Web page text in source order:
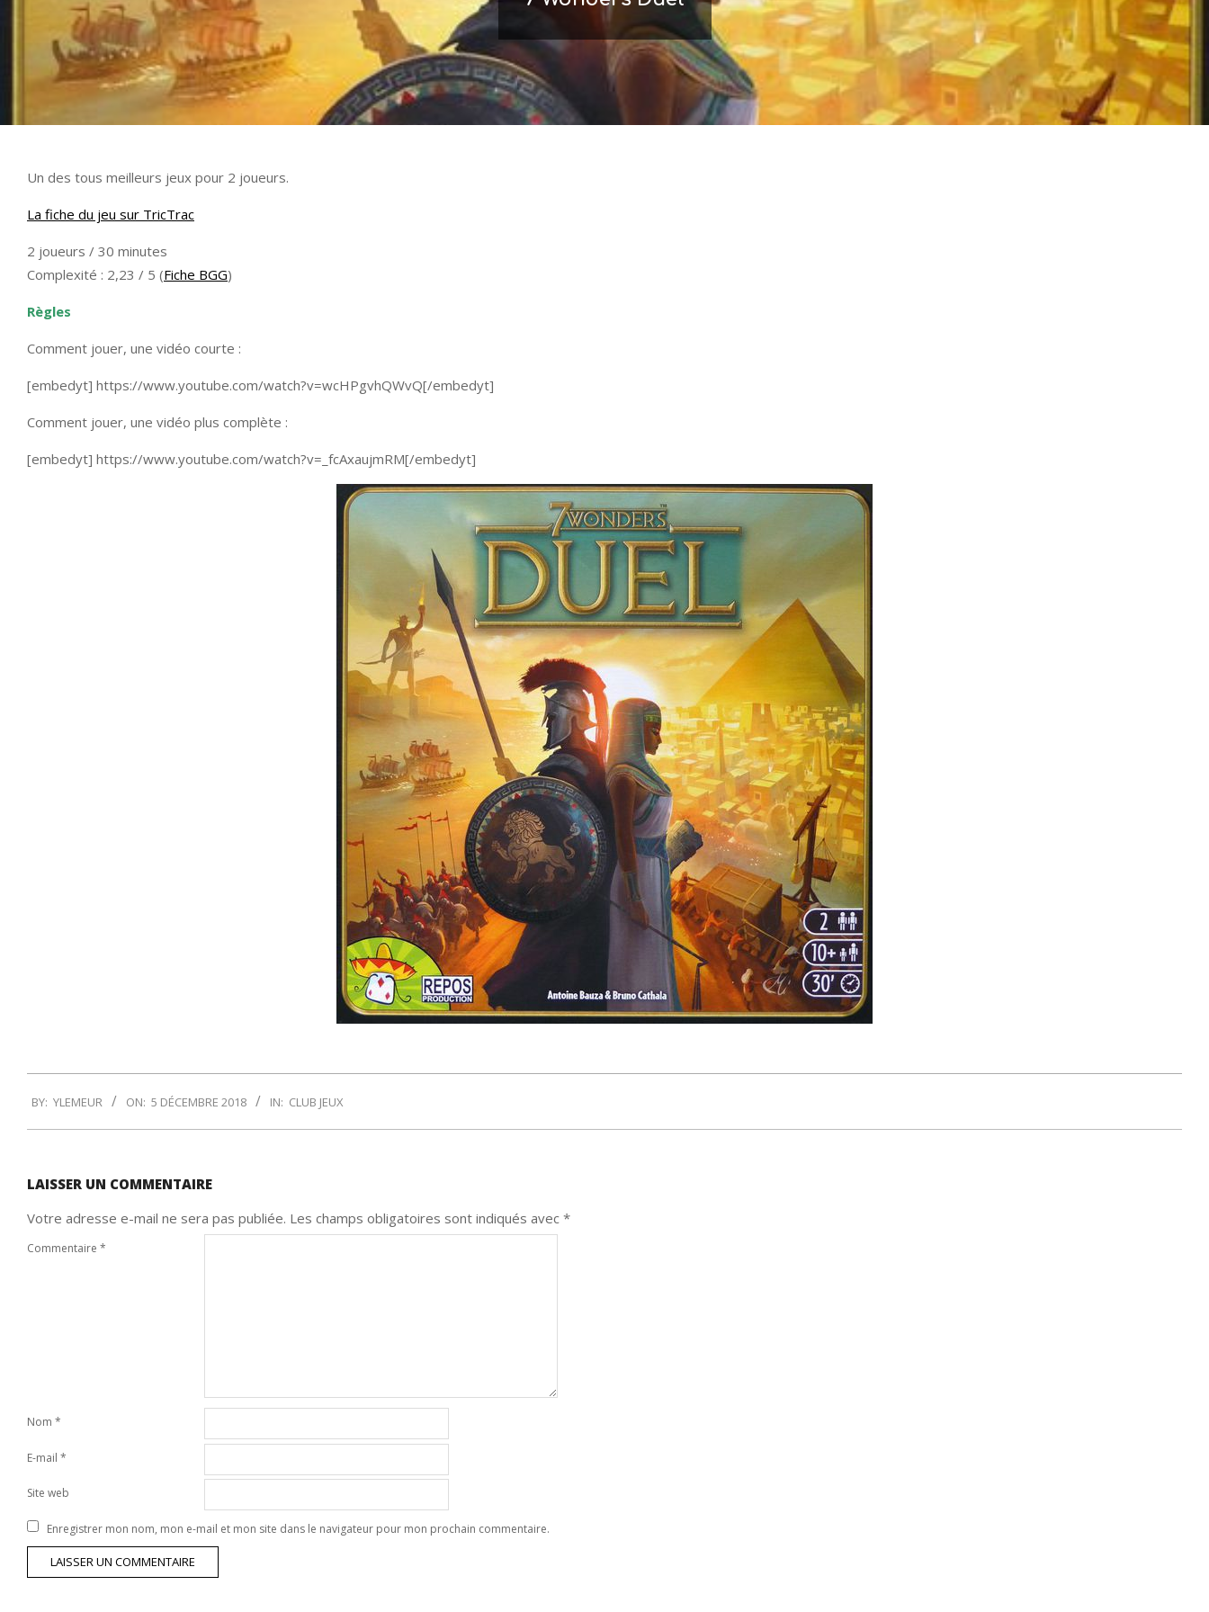
Un des tous meilleurs jeux pour 2 joueurs.
La fiche du jeu sur TricTrac
2 joueurs / 30 minutes
Complexité : 2,23 / 5 (Fiche BGG)
Règles
Comment jouer, une vidéo courte :
[embedyt] https://www.youtube.com/watch?v=wcHPgvhQWvQ[/embedyt]
Comment jouer, une vidéo plus complète :
[embedyt] https://www.youtube.com/watch?v=_fcAxaujmRM[/embedyt]
12-
05
BY: YLEMEUR ON: 5 DÉCEMBRE 2018 IN: CLUB JEUX
LAISSER UN COMMENTAIRE
Votre adresse e-mail ne sera pas publiée. Les champs obligatoires sont indiqués avec *
Commentaire *
Nom *
E-mail *
Site web
Enregistrer mon nom, mon e-mail et mon site dans le navigateur pour mon prochain commentaire.